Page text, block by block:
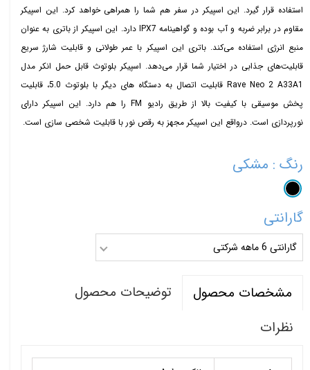
استفاده قرار گیرد. این اسپیکر در سفر هم شما را همراهی خواهد کرد. این اسپیکر
مقاوم در برابر ضربه و آب بوده و گواهینامه IPX7 دارد. این اسپیکر از باتری به عنوان
منبع انرژی استفاده می‌کند. باتری این اسپیکر با عمر طولانی و قابلیت شارژ سریع
قابلیت‌های جذابی در اختیار شما قرار می‌دهد. اسپیکر بلوتوث قابل حمل انکر مدل
Rave Neo 2 A33A1 قابلیت اتصال به دستگاه های دیگر با بلوتوث 5.0، قابلیت
پخش موسیقی با کیفیت بالا از طریق رادیو FM را هم دارد. این اسپیکر دارای
نورپردازی است. درواقع این اسپیکر مجهز به رقص نور با قابلیت شخصی سازی است.
رنگ : مشکی
گارانتی
گارانتی 6 ماهه شرکتی
مشخصات محصول
توضیحات محصول
نظرات